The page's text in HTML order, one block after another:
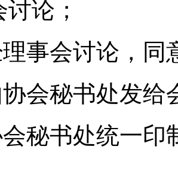
论；
事会讨论，同
会秘书处发给
秘书处统一印